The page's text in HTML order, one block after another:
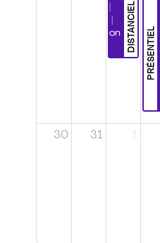
DISTANCIEL
Certification
PRÉSENTIEL
30 31 1